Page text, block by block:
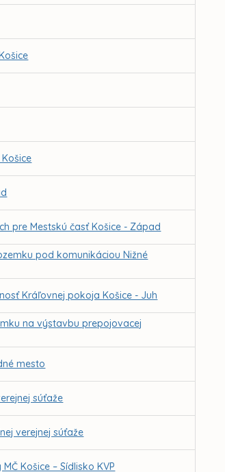
pre Mestskú časť Košice - Západ
pod komunikáciou Nižné
Kráľovnej pokoja Košice - Juh
na výstavbu prepojovacej
mesto
súťaže
verejnej súťaže
Košice – Sídlisko KVP